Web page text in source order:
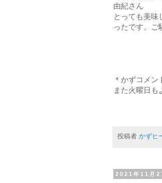
由紀さん
とっても美味
ったです。ご
＊かずコメン
また火曜日も
投稿者 かずヒ
2021年11月